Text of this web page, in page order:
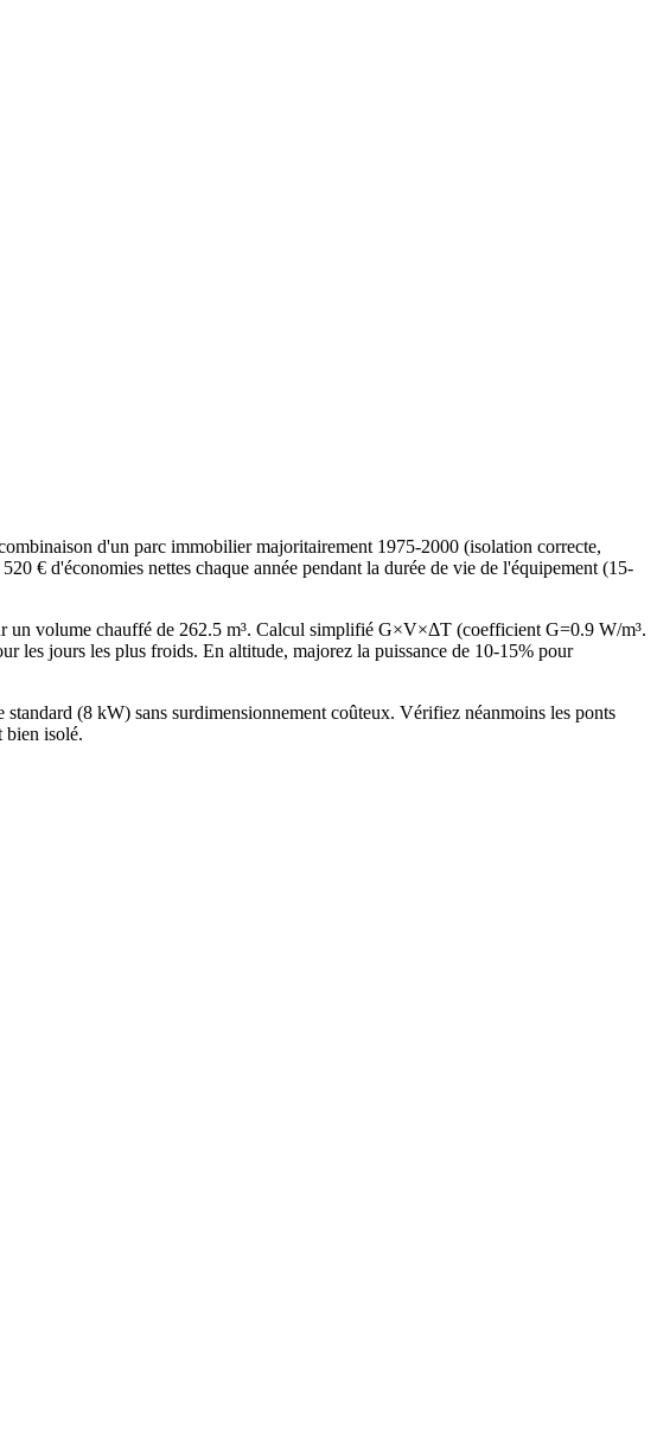
d'un parc immobilier majoritairement 1975-2000 (isolation correcte,
€ d'économies nettes chaque année pendant la durée de vie de l'équipement (15-
volume chauffé de 262.5 m³. Calcul simplifié G×V×ΔT (coefficient G=0.9 W/m³.
les jours les plus froids. En altitude, majorez la puissance de 10-15% pour
(8 kW) sans surdimensionnement coûteux. Vérifiez néanmoins les ponts
bien isolé.